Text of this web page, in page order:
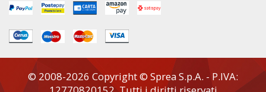
© 2008-2026 Copyright © Sprea S.p.A. - P.IVA: